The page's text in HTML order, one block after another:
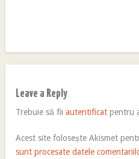
Leave a Reply
Trebuie să fiiautentificat pentru
Acest site folosește Akismet
sunt procesate datele